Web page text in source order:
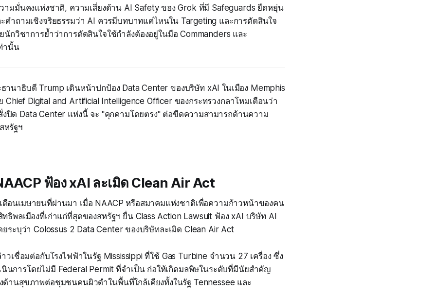
ามมั่นคงแห่งชาติ, ความเสี่ยงด้าน AI Safety ของ Grok ที่มี Safeguards ยืดหยุ่น
คำถามเชิงจริยธรรมว่า AI ควรมีบทบาทแค่ไหนใน Targeting และการตัดสินใจ
นักวิชาการย้ำว่าการตัดสินใจใช้กำลังต้องอยู่ในมือ Commanders และ
านั้น
านาธิบดี Trump เดินหน้าปกป้อง Data Center ของบริษัท xAI ในเมือง Memphis
Chief Digital and Artificial Intelligence Officer ของกระทรวงกลาโหมเตือนว่า
งปิด Data Center แห่งนี้ จะ "คุกคามโดยตรง" ต่อขีดความสามารถด้านความ
หรัฐฯ
ฟ้อง xAI ละเมิด Clean Air Act
ดือนเมษายนที่ผ่านมา เมื่อ NAACP หรือสมาคมแห่งชาติเพื่อความก้าวหน้าของคน
ทธิพลเมืองที่เก่าแก่ที่สุดของสหรัฐฯ ยื่น Class Action Lawsuit ฟ้อง xAI บริษัท AI
ระบุว่า Colossus 2 Data Center ของบริษัทละเมิด Clean Air Act
วเชื่อมต่อกับโรงไฟฟ้าในรัฐ Mississippi ที่ใช้ Gas Turbine จำนวน 27 เครื่อง ซึ่ง
นินการโดยไม่มี Federal Permit ที่จำเป็น ก่อให้เกิดมลพิษในระดับที่มีนัยสำคัญ
ด้านสุขภาพต่อชุมชนคนผิวดำในพื้นที่ใกล้เคียงทั้งในรัฐ Tennessee และ